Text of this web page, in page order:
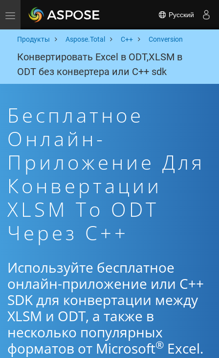
Toggle navigation Русский
Продукты Aspose.Total C++ Conversion
Конвертировать Excel в ODT,XLSM в
ODT без конвертера или C++ sdk
Бесплатное
Онлайн-
Приложение Для
Конвертации
XLSM To ODT
Через C++
Используйте бесплатное
онлайн-приложение или C++
SDK для конвертации между
XLSM и ODT, а также в
несколько популярных
форматов от Microsoft® Excel.